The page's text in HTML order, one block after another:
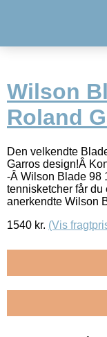
Wilson
Roland
Den velkendte
Garros design!Â
-Â Wilson Blade 98
tennisketcher får du
anerkendte Wilson
1540 kr. (Vis